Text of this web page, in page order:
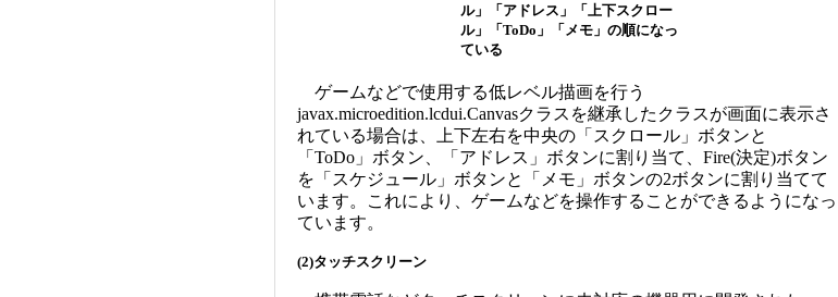
ル」「アドレス」「上下スクロー
ル」「ToDo」「メモ」の順になっ
ている
ゲームなどで使用する低レベル描画を行う
javax.microedition.lcdui.Canvasクラスを継承したクラスが画面に表示さ
れている場合は、上下左右を中央の「スクロール」ボタンと
「ToDo」ボタン、「アドレス」ボタンに割り当て、Fire(決定)ボタン
を「スケジュール」ボタンと「メモ」ボタンの2ボタンに割り当てて
います。これにより、ゲームなどを操作することができるようになっ
ています。
(2)タッチスクリーン